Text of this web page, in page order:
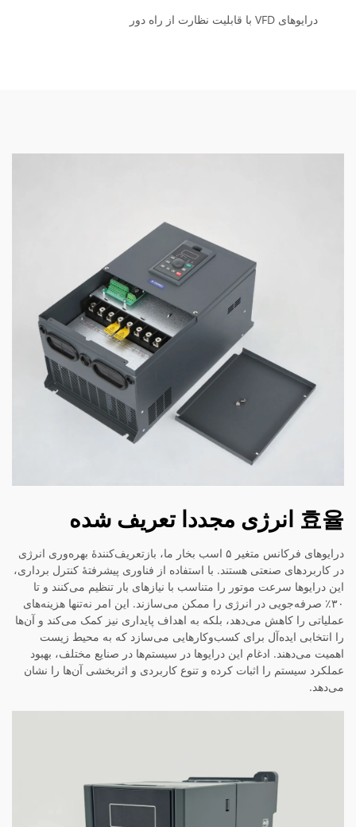
درایوهای VFD با قابلیت نظارت از راه دور
효율 انرژی مجددا تعریف شده
درایوهای فرکانس متغیر ۵ اسب بخار ما، بازتعریف‌کنندهٔ بهره‌وری انرژی
در کاربردهای صنعتی هستند. با استفاده از فناوری پیشرفتهٔ کنترل برداری،
این درایوها سرعت موتور را متناسب با نیازهای بار تنظیم می‌کنند و تا
۳۰٪ صرفه‌جویی در انرژی را ممکن می‌سازند. این امر نه‌تنها هزینه‌های
عملیاتی را کاهش می‌دهد، بلکه به اهداف پایداری نیز کمک می‌کند و آن‌ها
را انتخابی ایده‌آل برای کسب‌وکارهایی می‌سازد که به محیط زیست
اهمیت می‌دهند. ادغام این درایوها در سیستم‌ها در صنایع مختلف، بهبود
عملکرد سیستم را اثبات کرده و تنوع کاربردی و اثربخشی آن‌ها را نشان
می‌دهد.